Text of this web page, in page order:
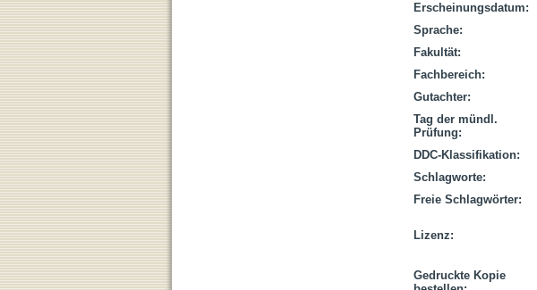
Erscheinungsdatum:
Sprache:
Fakultät:
Fachbereich:
Gutachter:
Tag der mündl.
Prüfung:
DDC-Klassifikation:
Schlagworte:
Freie Schlagwörter:
Lizenz:
Gedruckte Kopie